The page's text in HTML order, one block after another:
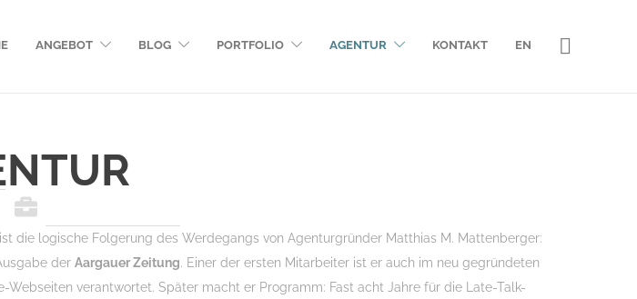
ANGEBOT BLOG PORTFOLIO AGENTUR KONTAKT EN
die logische Folgerung des Werdegangs von Agenturgründer Matthias M. Mattenberger:
der Aargauer Zeitung. Einer der ersten Mitarbeiter ist er auch im neu gegründeten
Webseiten verantwortet. Später macht er Programm: Fast acht Jahre für die Late-Talk-